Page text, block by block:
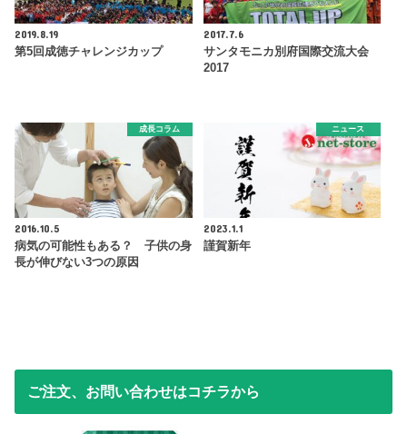
2019.8.19
第5回成徳チャレンジカップ
2017.7.6
サンタモニカ別府国際交流大会
2017
成長コラム
2016.10.5
病気の可能性もある？ 子供の身
長が伸びない3つの原因
ニュース
2023.1.1
謹賀新年
ご注文、お問い合わせはコチラから